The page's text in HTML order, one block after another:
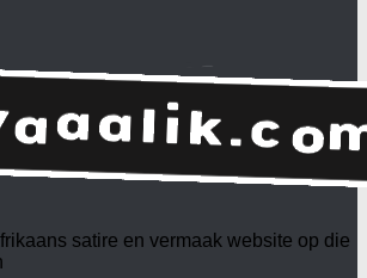
satire en vermaak website op die